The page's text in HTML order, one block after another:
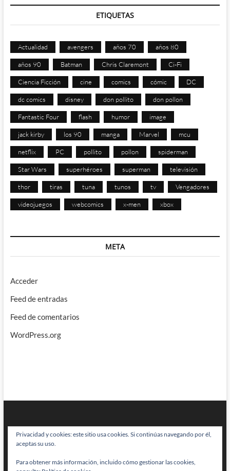
ETIQUETAS
Actualidad avengers años 70 años 80
años 90 Batman Chris Claremont Ci-Fi
Ciencia Ficción cine comics cómic DC
dc comics disney don pollito don pollon
Fantastic Four flash humor image
jack kirby los 90 manga Marvel mcu
netflix PC pollito pollon spiderman
Star Wars superhéroes superman televisión
thor tiras tuna tunos tv Vengadores
videojuegos webcomics x-men xbox
META
Acceder
Feed de entradas
Feed de comentarios
WordPress.org
BRAINSTOMPING| Diseñado por:Theme Freesia|WordPress| © Todos
Privacidad y cookies: este sitio usa cookies. Si continúas navegando por él,
aceptas su uso.
Para obtener más información, incluido cómo gestionar las cookies,